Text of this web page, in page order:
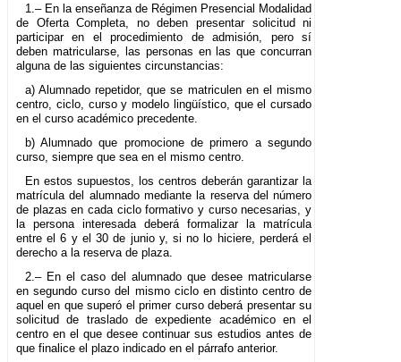
1.– En la enseñanza de Régimen Presencial Modalidad
de Oferta Completa, no deben presentar solicitud ni
participar en el procedimiento de admisión, pero sí
deben matricularse, las personas en las que concurran
alguna de las siguientes circunstancias:
a) Alumnado repetidor, que se matriculen en el mismo
centro, ciclo, curso y modelo lingüístico, que el cursado
en el curso académico precedente.
b) Alumnado que promocione de primero a segundo
curso, siempre que sea en el mismo centro.
En estos supuestos, los centros deberán garantizar la
matrícula del alumnado mediante la reserva del número
de plazas en cada ciclo formativo y curso necesarias, y
la persona interesada deberá formalizar la matrícula
entre el 6 y el 30 de junio y, si no lo hiciere, perderá el
derecho a la reserva de plaza.
2.– En el caso del alumnado que desee matricularse
en segundo curso del mismo ciclo en distinto centro de
aquel en que superó el primer curso deberá presentar su
solicitud de traslado de expediente académico en el
centro en el que desee continuar sus estudios antes de
que finalice el plazo indicado en el párrafo anterior.